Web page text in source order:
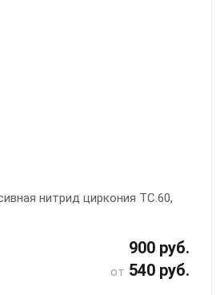
нитрид циркония ТС.60,
900 руб.
от 540 руб.